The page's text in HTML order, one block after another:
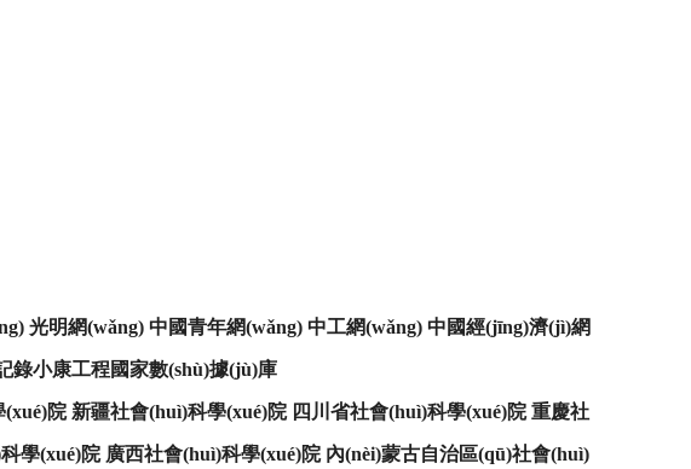
光明網(wǎng) 中國青年網(wǎng) 中工網(wǎng) 中國經(jīng)濟(jì)網
錄小康工程國家數(shù)據(jù)庫
院 新疆社會(huì)科學(xué)院 四川省社會(huì)科學(xué)院 重慶社
學(xué)院 廣西社會(huì)科學(xué)院 內(nèi)蒙古自治區(qū)社會(huì)